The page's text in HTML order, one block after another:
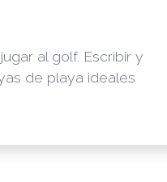
al golf. Escribir y
de playa ideales